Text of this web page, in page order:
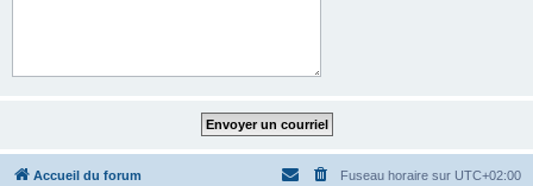
Accueil du forum Fuseau horaire sur UTC+02:00